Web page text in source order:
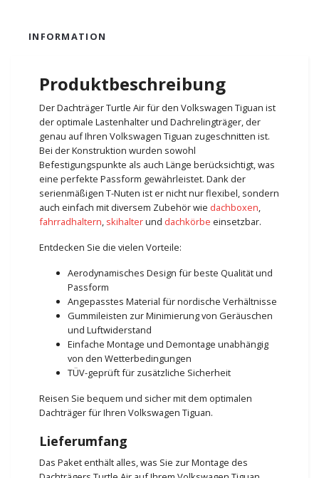
INFORMATION
Produktbeschreibung
Der Dachträger Turtle Air für den Volkswagen Tiguan ist
der optimale Lastenhalter und Dachrelingträger, der
genau auf Ihren Volkswagen Tiguan zugeschnitten ist.
Bei der Konstruktion wurden sowohl
Befestigungspunkte als auch Länge berücksichtigt, was
eine perfekte Passform gewährleistet. Dank der
serienmäßigen T-Nuten ist er nicht nur flexibel, sondern
auch einfach mit diversem Zubehör wie dachboxen,
fahrradhaltern, skihalterund dachkörbe einsetzbar.
Entdecken Sie die vielen Vorteile:
Aerodynamisches Design für beste Qualität und
Passform
Angepasstes Material für nordische Verhältnisse
Gummileisten zur Minimierung von Geräuschen
und Luftwiderstand
Einfache Montage und Demontage unabhängig
von den Wetterbedingungen
TÜV-geprüft für zusätzliche Sicherheit
Reisen Sie bequem und sicher mit dem optimalen
Dachträger für Ihren Volkswagen Tiguan.
Lieferumfang
Das Paket enthält alles, was Sie zur Montage des